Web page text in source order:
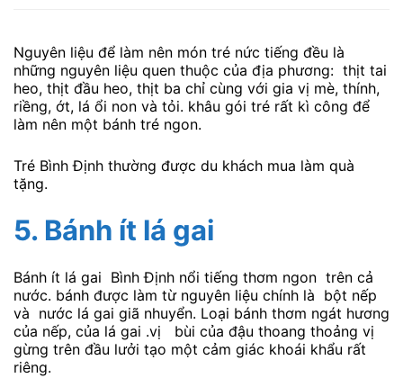
Nguyên liệu để làm nên món tré nức tiếng đều là
những nguyên liệu quen thuộc của địa phương: thịt tai
heo, thịt đầu heo, thịt ba chỉ cùng với gia vị mè, thính,
riềng, ớt, lá ổi non và tỏi. khâu gói tré rất kì công để
làm nên một bánh tré ngon.
Tré Bình Định thường được du khách mua làm quà
tặng.
5. Bánh ít lá gai
Bánh ít lá gai Bình Định nổi tiếng thơm ngon trên cả
nước. bánh được làm từ nguyên liệu chính là bột nếp
và nước lá gai giã nhuyển. Loại bánh thơm ngát hương
của nếp, của lá gai .vị bùi của đậu thoang thoảng vị
gừng trên đầu lưởi tạo một cảm giác khoái khẩu rất
riêng.